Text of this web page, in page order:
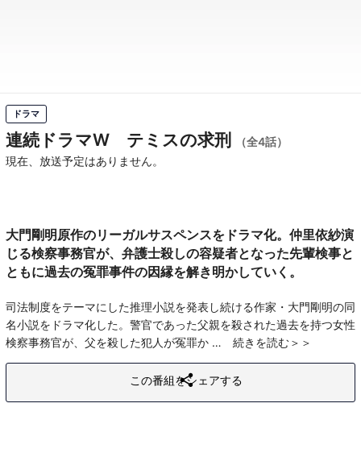
ドラマ
連続ドラマW テミスの求刑
（全4話）
現在、放送予定はありません。
大門剛明原作のリーガルサスペンスをドラマ化。仲里依紗演
じる検察事務官が、弁護士殺しの容疑者となった先輩検事と
ともに過去の冤罪事件の因縁を解き明かしていく。
司法制度をテーマにした推理小説を発表し続ける作家・大門剛明の同
名小説をドラマ化した。警官であった父親を殺された過去を持つ女性
検察事務官が、父を殺した犯人が冤罪か
続きを読む
この番組をシェアする